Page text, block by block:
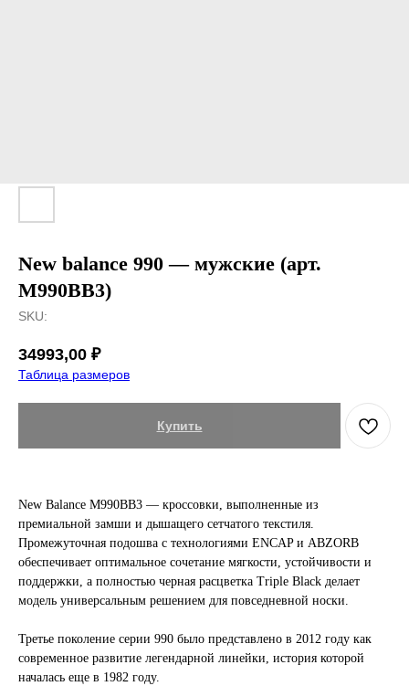
New balance 990 — мужские (арт.
M990BB3)
SKU:
34993,00 ₽
Таблица размеров
Купить
New Balance M990BB3 — кроссовки, выполненные из
премиальной замши и дышащего сетчатого текстиля.
Промежуточная подошва с технологиями ENCAP и ABZORB
обеспечивает оптимальное сочетание мягкости, устойчивости и
поддержки, а полностью черная расцветка Triple Black делает
модель универсальным решением для повседневной носки.
Третье поколение серии 990 было представлено в 2012 году как
современное развитие легендарной линейки, история которой
началась еще в 1982 году.